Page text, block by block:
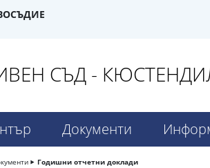
СЪД -
Документи
Годишни отчетни доклади